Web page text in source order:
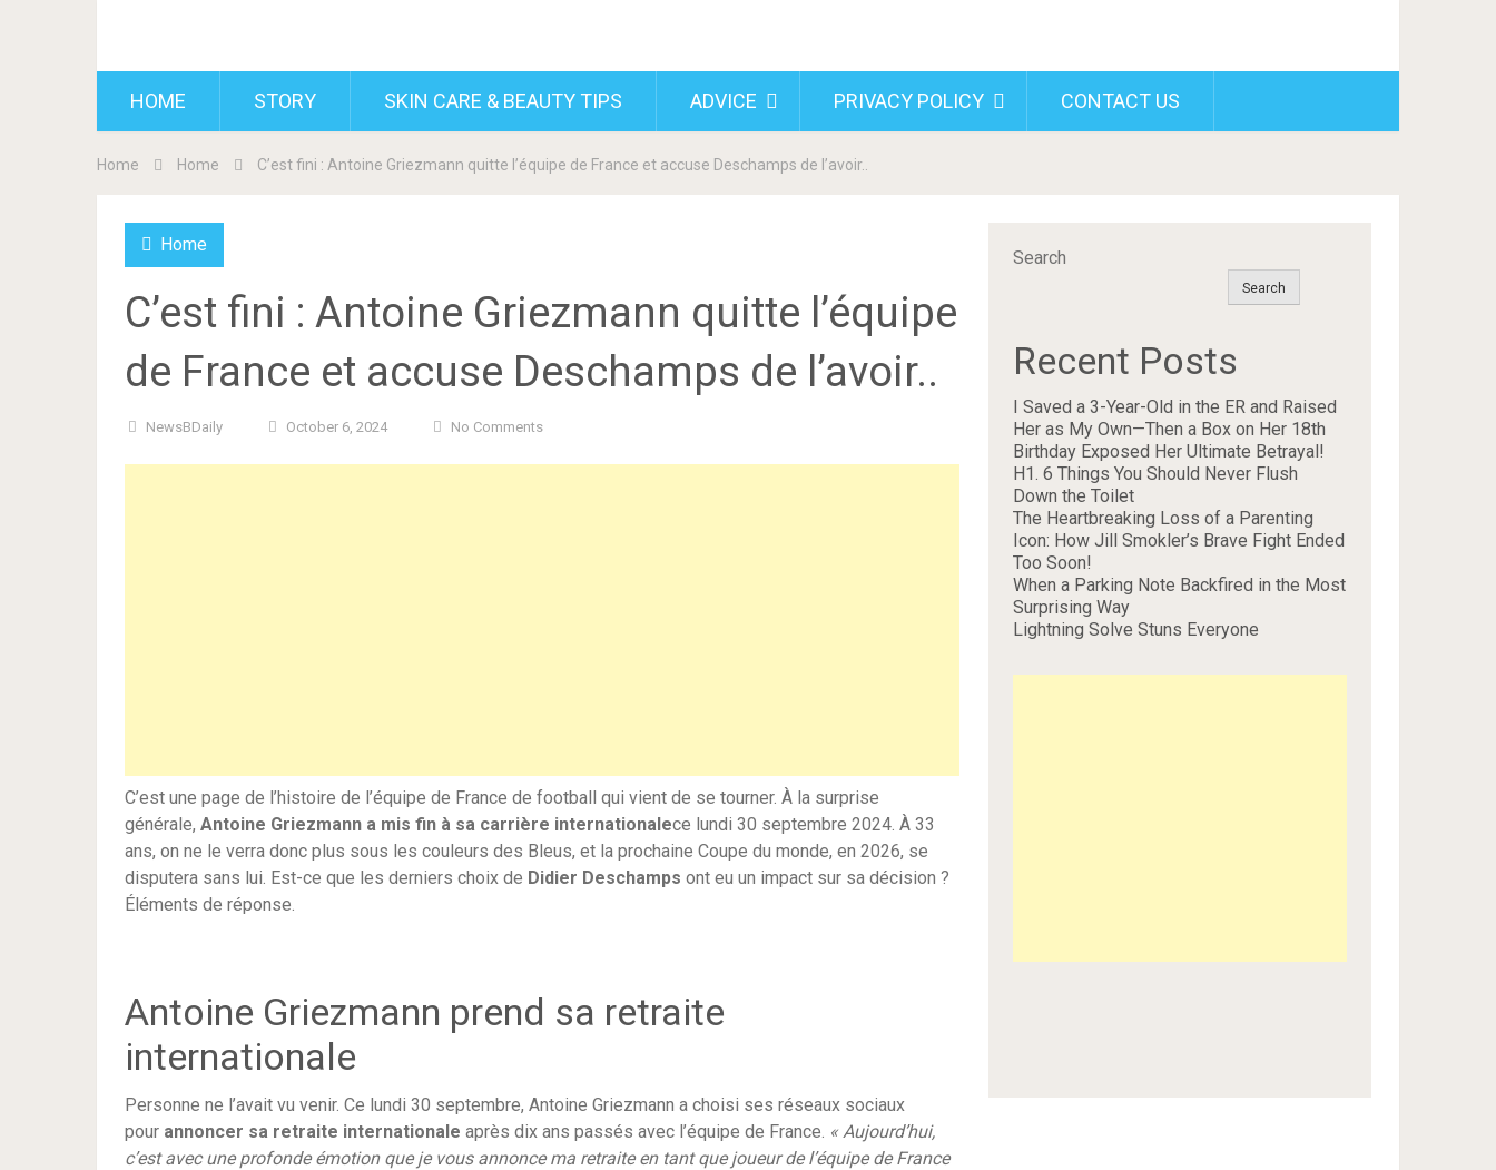
HOME STORY SKIN CARE & BEAUTY TIPS ADVICE PRIVACY POLICY CONTACT US
Home Home C’est fini : Antoine Griezmann quitte l’équipe de France et accuse Deschamps de l’avoir..
Home
C’est fini : Antoine Griezmann quitte l’équipe
de France et accuse Deschamps de l’avoir..
NewsBDaily October 6, 2024 No Comments
C’est une page de l’histoire de l’équipe de France de football qui vient de se tourner. À la surprise
générale, Antoine Griezmann a mis fin à sa carrière internationalece lundi 30 septembre 2024. À 33
ans, on ne le verra donc plus sous les couleurs des Bleus, et la prochaine Coupe du monde, en 2026, se
disputera sans lui. Est-ce que les derniers choix de Didier Deschamps ont eu un impact sur sa décision ?
Éléments de réponse.
Antoine Griezmann prend sa retraite
internationale
Personne ne l’avait vu venir. Ce lundi 30 septembre, Antoine Griezmann a choisi ses réseaux sociaux
pour annoncer sa retraite internationale après dix ans passés avec l’équipe de France. « Aujourd’hui,
c’est avec une profonde émotion que je vous annonce ma retraite en tant que joueur de l’équipe de France
Search
Search
Recent Posts
I Saved a 3-Year-Old in the ER and Raised
Her as My Own—Then a Box on Her 18th
Birthday Exposed Her Ultimate Betrayal!
H1. 6 Things You Should Never Flush
Down the Toilet
The Heartbreaking Loss of a Parenting
Icon: How Jill Smokler’s Brave Fight Ended
Too Soon!
When a Parking Note Backfired in the Most
Surprising Way
Lightning Solve Stuns Everyone